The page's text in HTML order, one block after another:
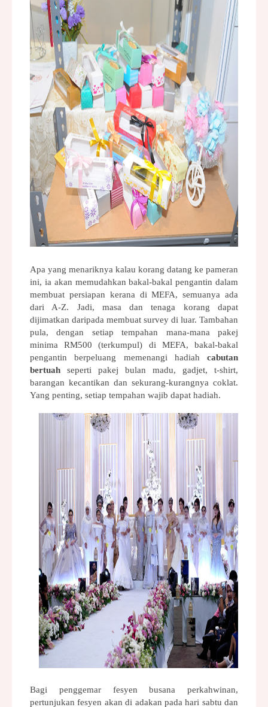
Apa yang menariknya kalau korang datang ke pameran
ini, ia akan memudahkan bakal-bakal pengantin dalam
membuat persiapan kerana di MEFA, semuanya ada
dari A-Z. Jadi, masa dan tenaga korang dapat
dijimatkan daripada membuat survey di luar. Tambahan
pula, dengan setiap tempahan mana-mana pakej
minima RM500 (terkumpul) di MEFA, bakal-bakal
pengantin berpeluang memenangi hadiah cabutan
bertuah seperti pakej bulan madu, gadjet, t-shirt,
barangan kecantikan dan sekurang-kurangnya coklat.
Yang penting, setiap tempahan wajib dapat hadiah.
Bagi penggemar fesyen busana perkahwinan,
pertunjukan fesyen akan di adakan pada hari sabtu dan